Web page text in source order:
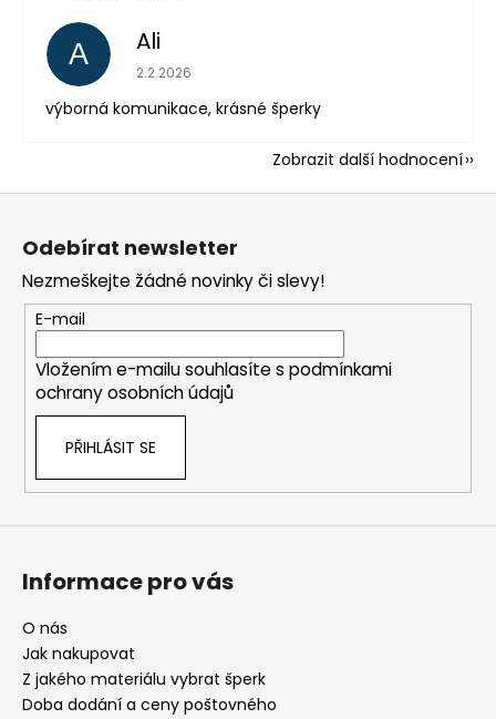
A Ali
Hodnocení obchodu je 5 z 5 hvězdiček.
2.2.2026
výborná komunikace, krásné šperky
Zobrazit další hodnocení
Z
Odebírat newsletter
Nezmeškejte žádné novinky či slevy!
E-mail
Vložením e-mailu souhlasíte s podmínkami
ochrany osobních údajů
PŘIHLÁSIT SE
Informace pro vás
O nás
Jak nakupovat
Z jakého materiálu vybrat šperk
Doba dodání a ceny poštovného